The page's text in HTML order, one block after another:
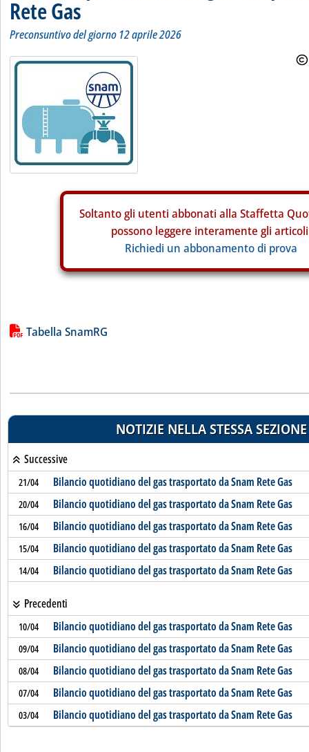
Rete Gas
Preconsuntivo del giorno 12 aprile 2026
Soltanto gli utenti abbonati alla Staffetta
possono leggere interamente gli
Richiedi un abbonamento di prova
Lista allegati PDF alla notizia
Tabella SnamRG
NOTIZIE NELLA STESSA SEZIONE
Successive
21/04 Bilancio quotidiano del gas trasportato da Snam Rete Gas
20/04 Bilancio quotidiano del gas trasportato da Snam Rete Gas
16/04 Bilancio quotidiano del gas trasportato da Snam Rete Gas
15/04 Bilancio quotidiano del gas trasportato da Snam Rete Gas
14/04 Bilancio quotidiano del gas trasportato da Snam Rete Gas
Precedenti
10/04 Bilancio quotidiano del gas trasportato da Snam Rete Gas
09/04 Bilancio quotidiano del gas trasportato da Snam Rete Gas
08/04 Bilancio quotidiano del gas trasportato da Snam Rete Gas
07/04 Bilancio quotidiano del gas trasportato da Snam Rete Gas
03/04 Bilancio quotidiano del gas trasportato da Snam Rete Gas